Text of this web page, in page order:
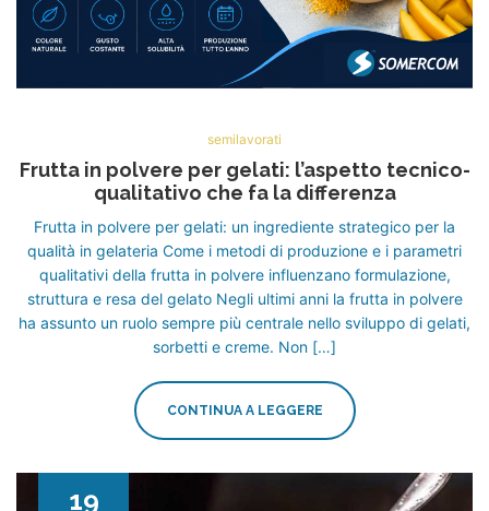
semilavorati
Frutta in polvere per gelati: l’aspetto tecnico-
qualitativo che fa la differenza
Frutta in polvere per gelati: un ingrediente strategico per la
qualità in gelateria Come i metodi di produzione e i parametri
qualitativi della frutta in polvere influenzano formulazione,
struttura e resa del gelato Negli ultimi anni la frutta in polvere
ha assunto un ruolo sempre più centrale nello sviluppo di gelati,
sorbetti e creme. Non […]
CONTINUA A LEGGERE
19